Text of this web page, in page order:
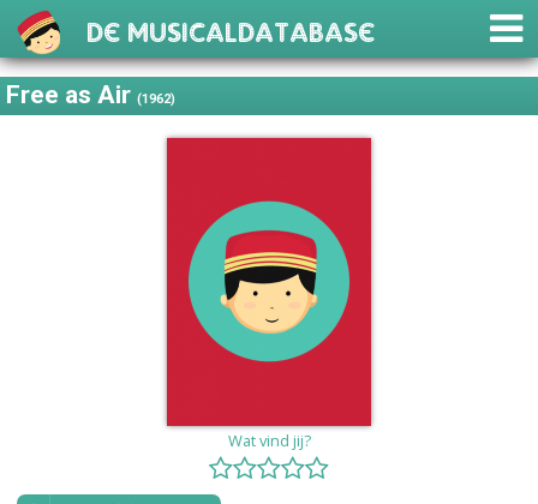
De Musicaldatabase
Free as Air(1962)
Wat vind jij?